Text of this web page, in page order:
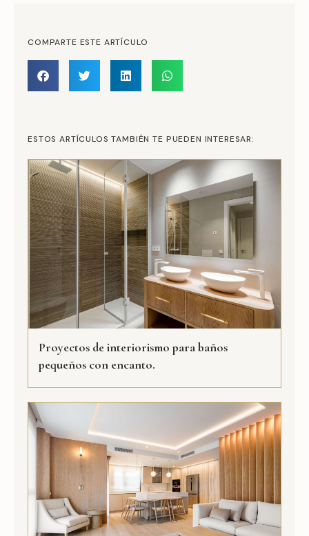
COMPARTE ESTE ARTÍCULO
ESTOS ARTÍCULOS TAMBIÉN TE PUEDEN INTERESAR:
Proyectos de interiorismo para baños
pequeños con encanto.